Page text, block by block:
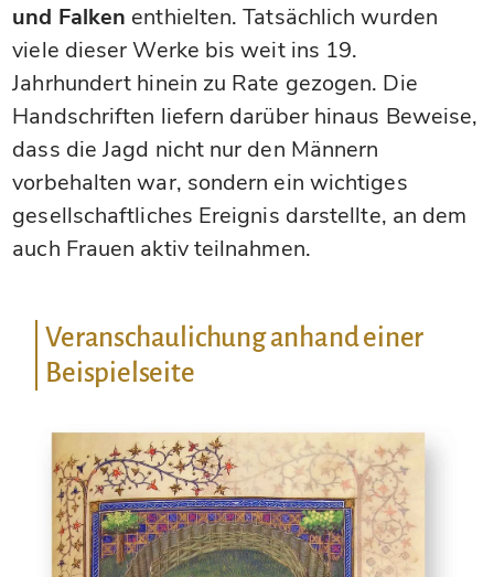
und Falken enthielten. Tatsächlich wurden
viele dieser Werke bis weit ins 19.
Jahrhundert hinein zu Rate gezogen. Die
Handschriften liefern darüber hinaus Beweise,
dass die Jagd nicht nur den Männern
vorbehalten war, sondern ein wichtiges
gesellschaftliches Ereignis darstellte, an dem
auch Frauen aktiv teilnahmen.
Veranschaulichung anhand einer
Beispielseite